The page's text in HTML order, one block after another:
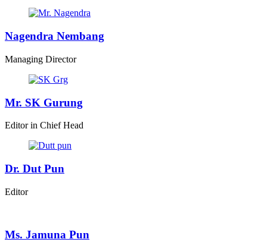
Nagendra Nembang
Managing Director
Mr. SK Gurung
Editor in Chief Head
Dr. Dut Pun
Editor
Ms. Jamuna Pun